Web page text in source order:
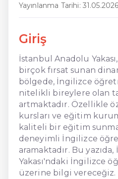
Yayınlanma Tarihi: 31.05.2026
Giriş
İstanbul Anadolu
birçok fırsat sunan
bölgede, İngilizce
nitelikli bireylere olan
artmaktadır. Özellikle
kursları ve eğitim
kaliteli bir eğitim
deneyimli İngilizce
aramaktadır. Bu
Yakası'ndaki İngilizce
üzerine bilgi vereceğiz.